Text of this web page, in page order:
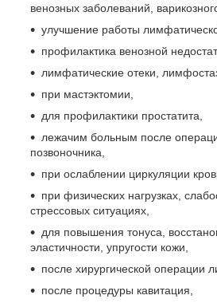
венозных заболеваний,
улучшение работы
профилактика венозной
лимфатические отеки,
при мастэктомии,
для профилактики простатита,
лежачим больным после
позвоночника,
при ослаблении циркуляции
при физических нагрузках,
стрессовых ситуациях,
для повышения тонуса,
эластичности, упругости кожи,
после хирургической операции
после процедуры кавитация,